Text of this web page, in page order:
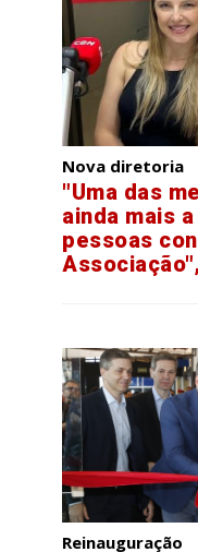
Nova diretoria
"Uma das
ainda mais
pessoas
Reinauguração